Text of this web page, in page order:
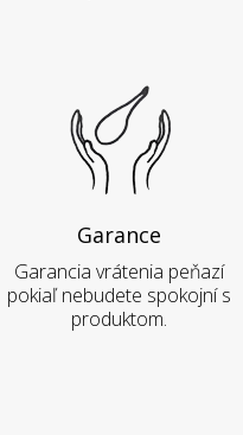
Garance
Garancia vrátenia peňazí
pokiaľ nebudete spokojní s
produktom.